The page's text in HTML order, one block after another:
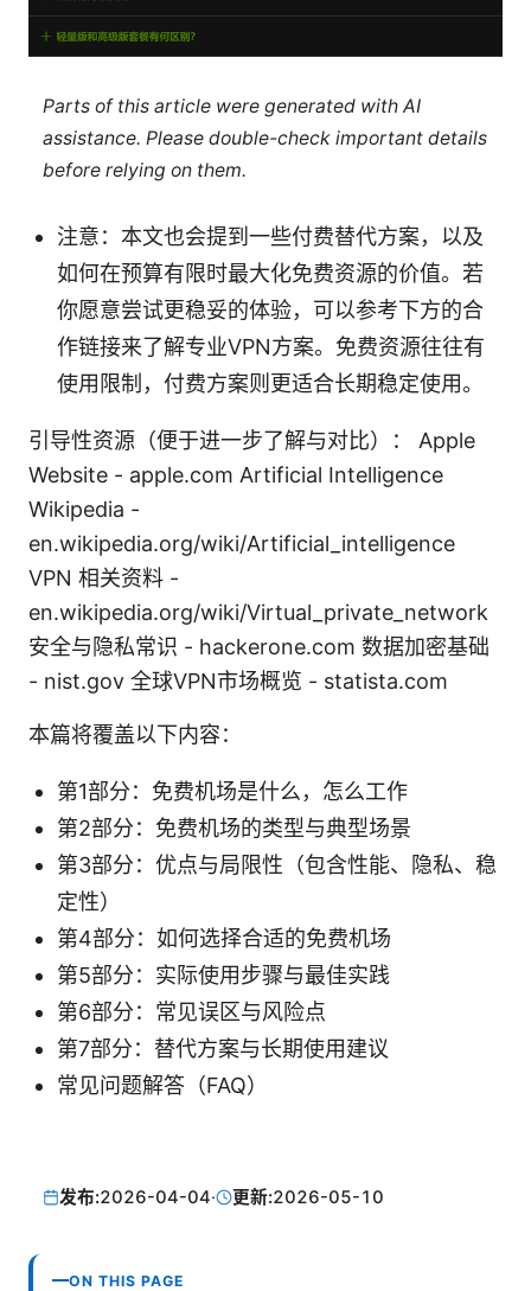
Parts of this article were generated with AI
assistance. Please double-check important details
before relying on them.
注意：本文也会提到一些付费替代方案，以及
如何在预算有限时最大化免费资源的价值。若
你愿意尝试更稳妥的体验，可以参考下方的合
作链接来了解专业VPN方案。免费资源往往有
使用限制，付费方案则更适合长期稳定使用。
引导性资源（便于进一步了解与对比）： Apple
Website - apple.com Artificial Intelligence
Wikipedia -
en.wikipedia.org/wiki/Artificial_intelligence
VPN 相关资料 -
en.wikipedia.org/wiki/Virtual_private_network
安全与隐私常识 - hackerone.com 数据加密基础
- nist.gov 全球VPN市场概览 - statista.com
本篇将覆盖以下内容：
第1部分：免费机场是什么，怎么工作
第2部分：免费机场的类型与典型场景
第3部分：优点与局限性（包含性能、隐私、稳
定性）
第4部分：如何选择合适的免费机场
第5部分：实际使用步骤与最佳实践
第6部分：常见误区与风险点
第7部分：替代方案与长期使用建议
常见问题解答（FAQ）
发布:2026-04-04· 更新:2026-05-10
ON THIS PAGE